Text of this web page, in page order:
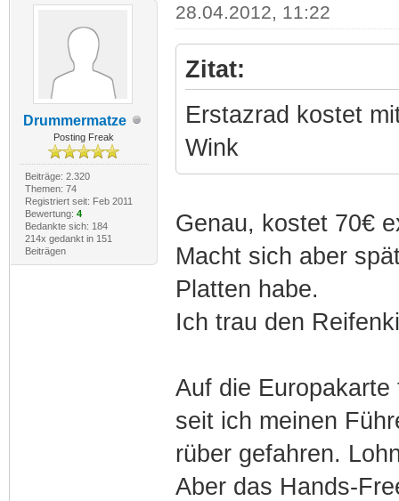
Drummermatze
Posting Freak
Beiträge: 2.320
Themen: 74
Registriert seit: Feb 2011
Bewertung: 4
Bedankte sich: 184
214x gedankt in 151
Beiträgen
28.04.2012, 11:22
Zitat:
Erstazrad kostet
Wink
Genau, kostet 70€
Macht sich aber
Platten habe.
Ich trau den
Auf die
seit ich meinen
rüber gefahren.
Aber das Hands-